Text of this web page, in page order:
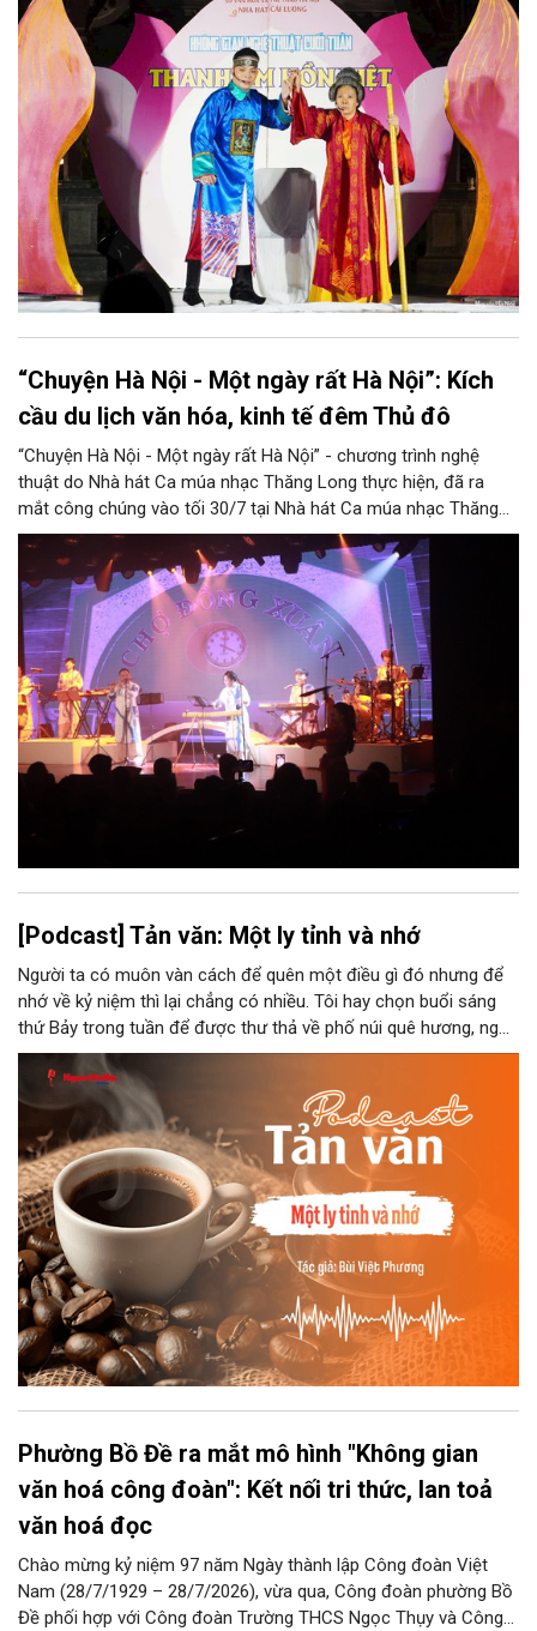
hòa quyện trong không gian của phố đi bộ hồ Hoàn Kiếm. Đặc
biệt, chương trình có sự giao lưu của các nghệ sĩ đến từ
phương Nam, góp phần tạo nên cuộc gặp gỡ nghệ thuật giàu
cảm xúc.
“Chuyện Hà Nội - Một ngày rất Hà Nội”: Kích
cầu du lịch văn hóa, kinh tế đêm Thủ đô
“Chuyện Hà Nội - Một ngày rất Hà Nội” - chương trình nghệ
thuật do Nhà hát Ca múa nhạc Thăng Long thực hiện, đã ra
mắt công chúng vào tối 30/7 tại Nhà hát Ca múa nhạc Thăng
Long (số 31 - 33 phố Lương Văn Can, phường Hoàn Kiếm).
[Podcast] Tản văn: Một ly tỉnh và nhớ
Người ta có muôn vàn cách để quên một điều gì đó nhưng để
nhớ về kỷ niệm thì lại chẳng có nhiều. Tôi hay chọn buổi sáng
thứ Bảy trong tuần để được thư thả về phố núi quê hương, ngồi
đợi giọt đắng của đất đai, mưa nắng điểm từng nhịp xuống
chiếc ly sứ như đợi thời gian mở cánh cửa diệu kì của mình.
Phường Bồ Đề ra mắt mô hình "Không gian
văn hoá công đoàn": Kết nối tri thức, lan toả
văn hoá đọc
Chào mừng kỷ niệm 97 năm Ngày thành lập Công đoàn Việt
Nam (28/7/1929 – 28/7/2026), vừa qua, Công đoàn phường Bồ
Đề phối hợp với Công đoàn Trường THCS Ngọc Thụy và Công